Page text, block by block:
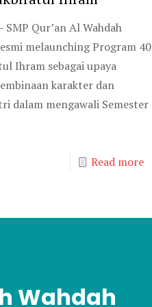
Qur’an Al Wahdah
melaunching Program 40
Ihram sebagai upaya
karakter dan
dalam mengawali Semester
Read more
Wahdah